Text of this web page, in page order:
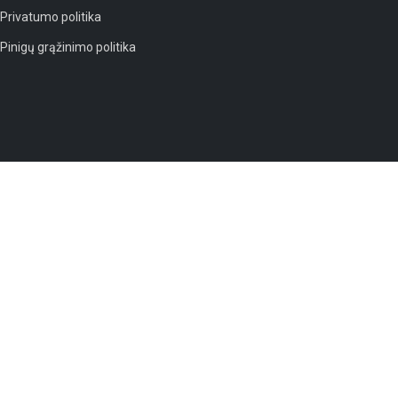
Privatumo politika
Pinigų grąžinimo politika